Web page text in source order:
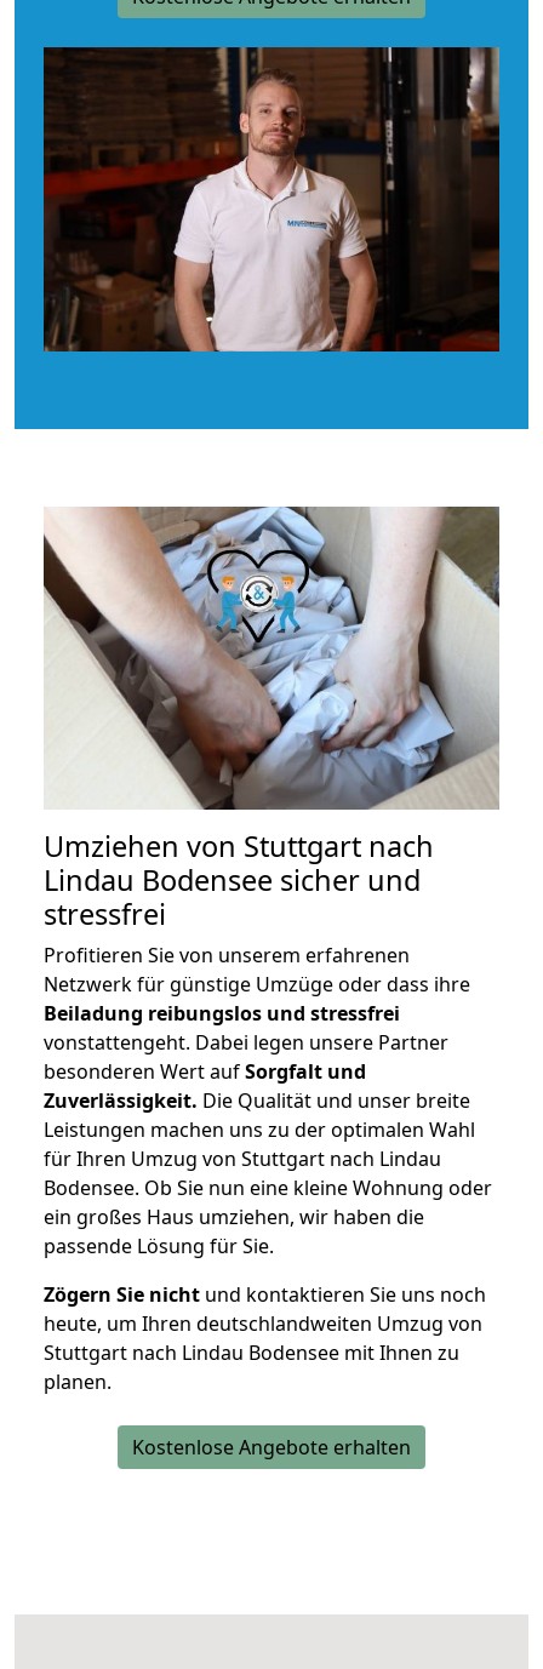
Umziehen von Stuttgart nach
Lindau Bodensee sicher und
stressfrei
Profitieren Sie von unserem erfahrenen
Netzwerk für günstige Umzüge oder dass ihre
Beiladung reibungslos und stressfrei
vonstattengeht. Dabei legen unsere Partner
besonderen Wert aufSorgfalt und
Zuverlässigkeit. Die Qualität und unser breite
Leistungen machen uns zu der optimalen Wahl
für Ihren Umzug von Stuttgart nach Lindau
Bodensee. Ob Sie nun eine kleine Wohnung oder
ein großes Haus umziehen, wir haben die
passende Lösung für Sie.
Zögern Sie nicht und kontaktieren Sie uns noch
heute, um Ihren deutschlandweiten Umzug von
Stuttgart nach Lindau Bodensee mit Ihnen zu
planen.
Kostenlose Angebote erhalten